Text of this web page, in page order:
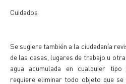
Cuidados
Se sugiere también a la ciudadanía
de las casas, lugares de trabajo u
agua acumulada en cualquier
requiere eliminar todo objeto que